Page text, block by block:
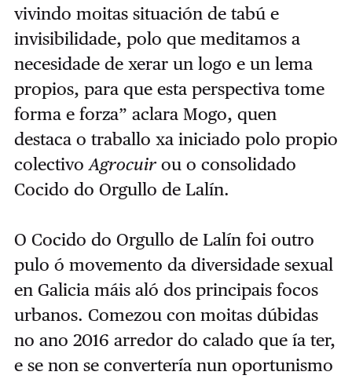
vivindo moitas situación de tabú e
invisibilidade, polo que meditamos a
necesidade de xerar un logo e un lema
propios, para que esta perspectiva tome
forma e forza” aclara Mogo, quen
destaca o traballo xa iniciado polo propio
colectivoAgrocuirou o consolidado
Cocido do Orgullo de Lalín.
O Cocido do Orgullo de Lalín foi outro
pulo ó movemento da diversidade sexual
en Galicia máis aló dos principais focos
urbanos. Comezou con moitas dúbidas
no ano 2016 arredor do calado que ía ter,
e se non se convertería nun oportunismo